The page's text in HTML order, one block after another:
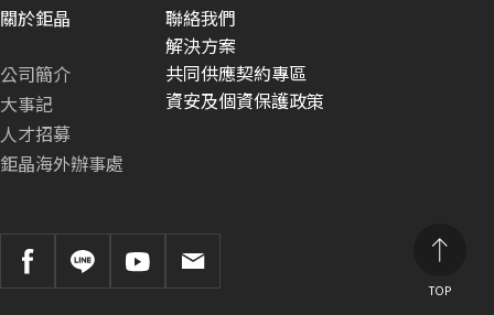
TOP
關於鉅晶
公司簡介
大事記
人才招募
鉅晶海外辦事處
聯絡我們
解決方案
共同供應契約專區
資安及個資保護政策